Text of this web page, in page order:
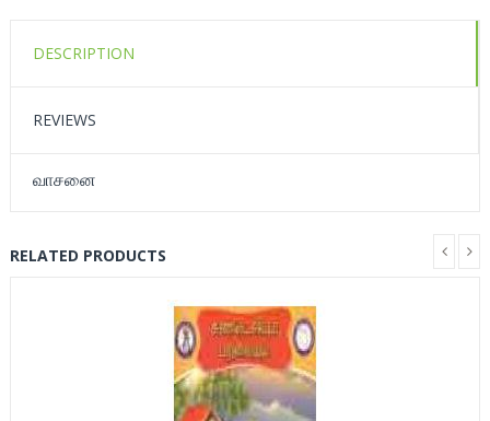
DESCRIPTION
REVIEWS
வாசனை
RELATED PRODUCTS